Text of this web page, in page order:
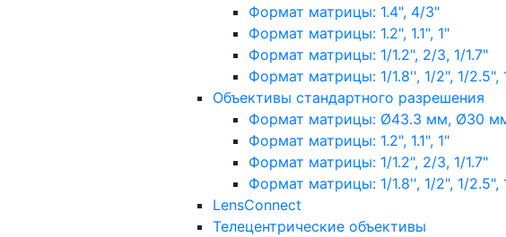
Формат матрицы: 1.4", 4/3"
Формат матрицы: 1.2", 1.1", 1"
Формат матрицы: 1/1.2", 2/3, 1/1.7"
Формат матрицы: 1/1.8'', 1/2", 1/2.5",
Объективы стандартного разрешения
Формат матрицы: Ø43.3 мм, Ø30
Формат матрицы: 1.2", 1.1", 1"
Формат матрицы: 1/1.2", 2/3, 1/1.7"
Формат матрицы: 1/1.8'', 1/2", 1/2.5",
LensConnect
Телецентрические объективы